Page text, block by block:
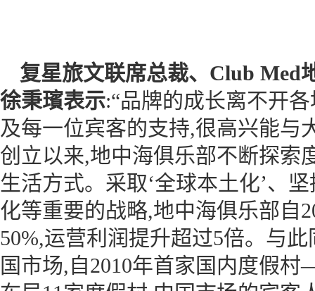
复星旅文联席总裁、Club Med
徐秉璸表示:“品牌的成长离不开
及每一位宾客的支持,很高兴能与
创立以来,地中海俱乐部不断探索
生活方式。采取‘全球本土化’、
化等重要的战略,地中海俱乐部自
50%,运营利润提升超过5倍。与
国市场,自2010年首家国内度假